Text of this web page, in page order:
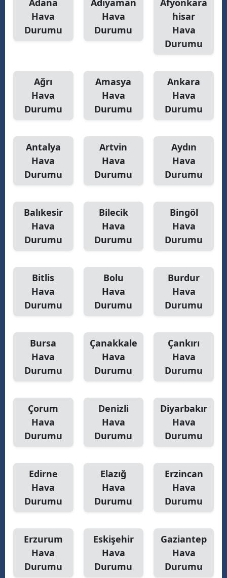
Yozgat
Zonguldak
Bayburt
Karaman
Kırıkkale
Batman
Şırnak
Bartın
Ardahan
Karabük
Osmaniye
Düzce
Adana
Hava
Durumu
Adıyaman
Hava
Durumu
Afyonkara
hisar
Hava
Durumu
Ağrı
Hava
Durumu
Amasya
Hava
Durumu
Ankara
Hava
Durumu
Antalya
Hava
Durumu
Artvin
Hava
Durumu
Aydın
Hava
Durumu
Balıkesir
Hava
Durumu
Bilecik
Hava
Durumu
Bingöl
Hava
Durumu
Bitlis
Hava
Durumu
Bolu
Hava
Durumu
Burdur
Hava
Durumu
Bursa
Hava
Durumu
Çanakkale
Hava
Durumu
Çankırı
Hava
Durumu
Çorum
Hava
Durumu
Denizli
Hava
Durumu
Diyarbakır
Hava
Durumu
Edirne
Hava
Durumu
Elazığ
Hava
Durumu
Erzincan
Hava
Durumu
Erzurum
Hava
Durumu
Eskişehir
Hava
Durumu
Gaziantep
Hava
Durumu